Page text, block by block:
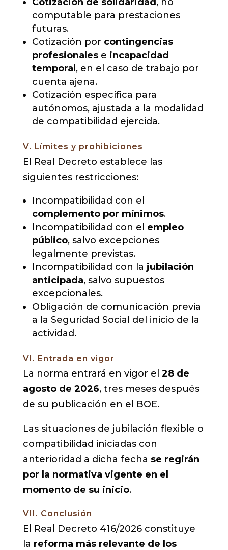
computable para prestaciones
futuras.
Cotización por contingencias
profesionalese incapacidad
temporal , en el caso de trabajo por
cuenta ajena.
Cotización específica para
autónomos, ajustada a la modalidad
de compatibilidad ejercida.
V. Límites y prohibiciones
El Real Decreto establece las
siguientes restricciones:
Incompatibilidad con el
complemento por mínimos.
Incompatibilidad con el empleo
público, salvo excepciones
legalmente previstas.
Incompatibilidad con la jubilación
anticipada, salvo supuestos
excepcionales.
Obligación de comunicación previa
a la Seguridad Social del inicio de la
actividad.
VI. Entrada en vigor
La norma entrará en vigor el 28 de
agosto de 2026, tres meses después
de su publicación en el BOE.
Las situaciones de jubilación flexible o
compatibilidad iniciadas con
anterioridad a dicha fecha se regirán
por la normativa vigente en el
momento de su inicio.
VII. Conclusión
El Real Decreto 416/2026 constituye
la reforma más relevante de los